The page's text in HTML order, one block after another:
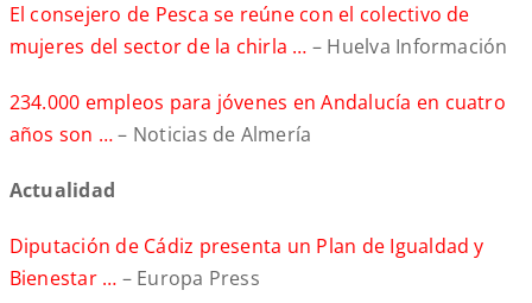
El consejero de Pesca se reúne con el colectivo de
mujeres del sector de la chirla … – Huelva Información
234.000 empleos para jóvenes en Andalucía en cuatro
años son …– Noticias de Almería
Actualidad
Diputación de Cádiz presenta un Plan de Igualdad y
Bienestar … – Europa Press